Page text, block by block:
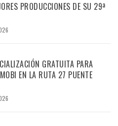
PRODUCCIONES DE SU 29ª
GRATUITA PARA
EN LA RUTA 27 PUENTE